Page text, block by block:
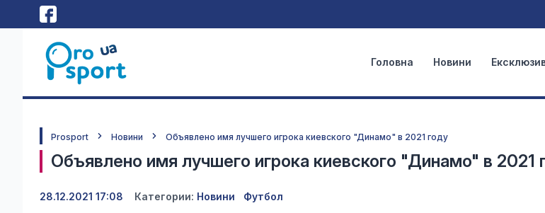
Головна Новини
Prosport Новини Объявлено имя лучшего игрока киевского "Динамо" в 2021 году
Объявлено имя лучшего игрока киевского "Динамо" в 2021
28.12.2021 17:08 Категории: Новини Футбол